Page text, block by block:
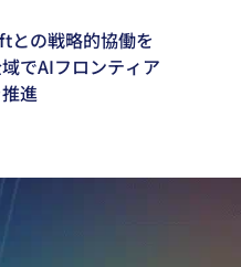
との戦略的協働を
でAIフロンティア
進